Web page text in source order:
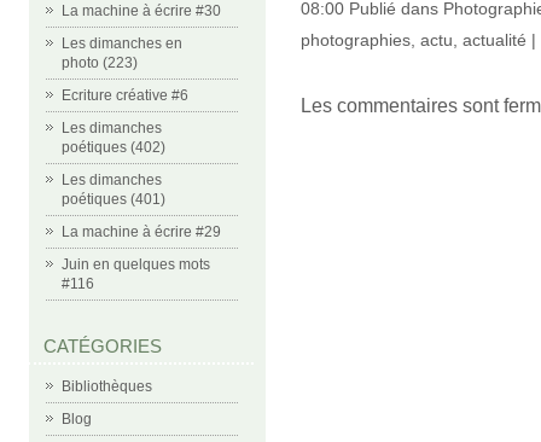
La machine à écrire #30
Les dimanches en
photo (223)
Ecriture créative #6
Les dimanches
poétiques (402)
Les dimanches
poétiques (401)
La machine à écrire #29
Juin en quelques mots
#116
CATÉGORIES
Bibliothèques
Blog
08:00 Publié dans
photographies actu actualité |
Les commentaires sont